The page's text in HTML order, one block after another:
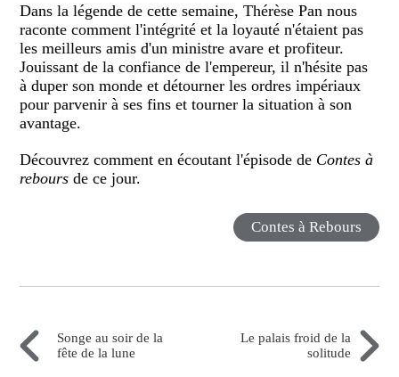
Dans la légende de cette semaine, Thérèse Pan nous
raconte comment l'intégrité et la loyauté n'étaient pas
les meilleurs amis d'un ministre avare et profiteur.
Jouissant de la confiance de l'empereur, il n'hésite pas
à duper son monde et détourner les ordres impériaux
pour parvenir à ses fins et tourner la situation à son
avantage.
Découvrez comment en écoutant l'épisode de Contes à
rebours de ce jour.
Contes à Rebours
Songe au soir de la
fête de la lune
Le palais froid de la
solitude